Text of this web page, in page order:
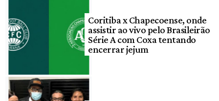
Coritiba x Chapecoense, onde
assistir ao vivo pelo Brasileirão
Série A com Coxa tentando
encerrar jejum